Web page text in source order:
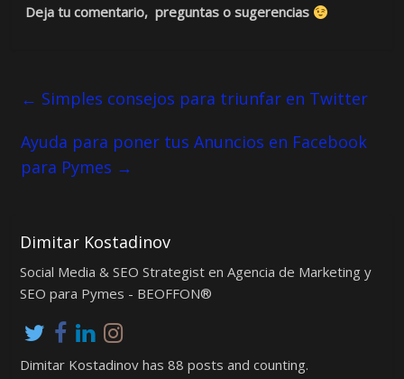
Deja tu comentario, preguntas o sugerencias
← Simples consejos para triunfar en Twitter
Ayuda para poner tus Anuncios en Facebook
para Pymes →
Dimitar Kostadinov
Social Media & SEO Strategist en Agencia de Marketing y
SEO para Pymes - BEOFFON®
Dimitar Kostadinov has 88 posts and counting.